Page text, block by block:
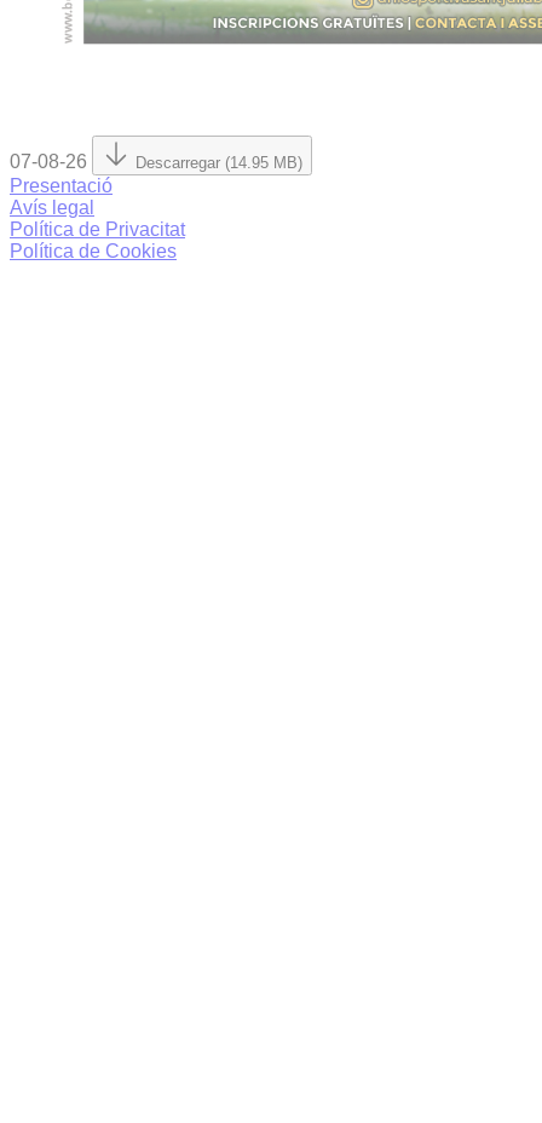
07-08-26 Descarregar (14.95 MB)
Presentació
Avís legal
Política de Privacitat
Política de Cookies